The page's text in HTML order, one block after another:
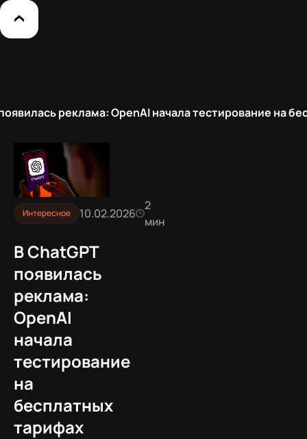
реклама: OpenAI начала тестирование на
Интересное 10.02.2026
2
мин
В ChatGPT
появилась
реклама:
OpenAI
начала
тестирование
на
бесплатных
тарифах